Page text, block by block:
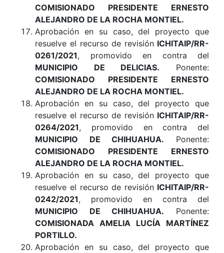
COMISIONADO PRESIDENTE ERNESTO
ALEJANDRO DE LA ROCHA MONTIEL.
Aprobación en su caso, del proyecto que
resuelve el recurso de revisión ICHITAIP/RR-
0261/2021, promovido en contra del
MUNICIPIO DE DELICIAS. Ponente:
COMISIONADO PRESIDENTE ERNESTO
ALEJANDRO DE LA ROCHA MONTIEL.
Aprobación en su caso, del proyecto que
resuelve el recurso de revisión ICHITAIP/RR-
0264/2021, promovido en contra del
MUNICIPIO DE CHIHUAHUA. Ponente:
COMISIONADO PRESIDENTE ERNESTO
ALEJANDRO DE LA ROCHA MONTIEL.
Aprobación en su caso, del proyecto que
resuelve el recurso de revisión ICHITAIP/RR-
0242/2021, promovido en contra del
MUNICIPIO DE CHIHUAHUA. Ponente:
COMISIONADA AMELIA LUCÍA MARTÍNEZ
PORTILLO.
Aprobación en su caso, del proyecto que